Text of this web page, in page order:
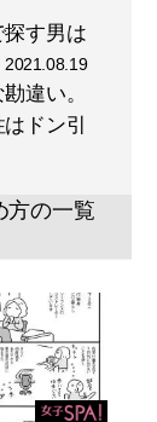
す男は
2021.08.19
違い。
ドン引
方の一覧